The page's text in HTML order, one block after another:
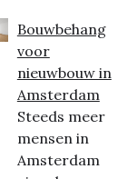
Bouwbehang
voor
nieuwbouw in
Amsterdam
Steeds meer
mensen in
Amsterdam